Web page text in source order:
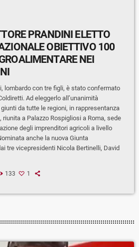
PRANDINI ELETTO
OBIETTIVO 100
NEI
lombardo con tre figli, è stato confermato
Ad eleggerlo all’unanimità
giunti da tutte le regioni, in rappresentanza
a Palazzo Rospigliosi a Roma, sede
degli imprenditori agricoli a livello
anche la nuova Giunta
tre vicepresidenti Nicola Bertinelli, David
133 1